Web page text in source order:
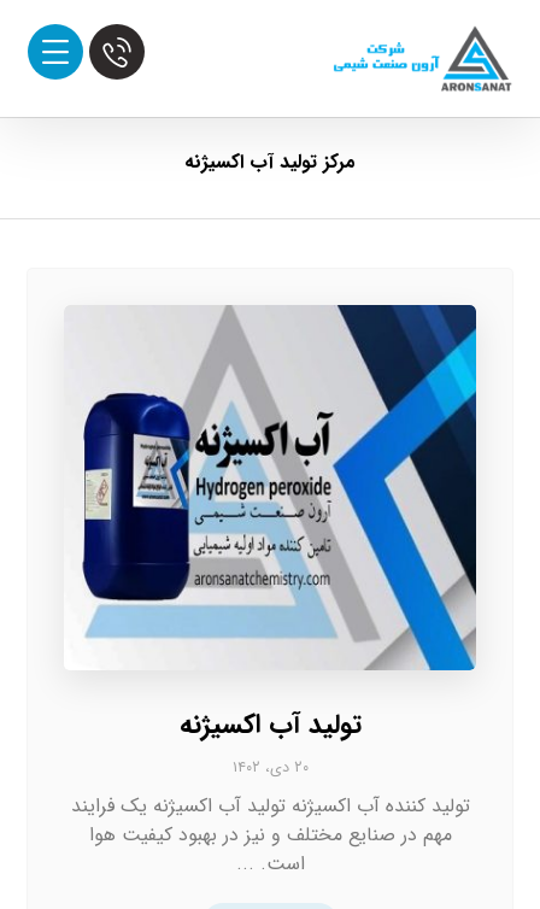
مرکز تولید آب اکسیژنه
تولید آب اکسیژنه
۲۰ دی، ۱۴۰۲
تولید کننده آب اکسیژنه تولید آب اکسیژنه یک فرایند
مهم در صنایع مختلف و نیز در بهبود کیفیت هوا
است. ...